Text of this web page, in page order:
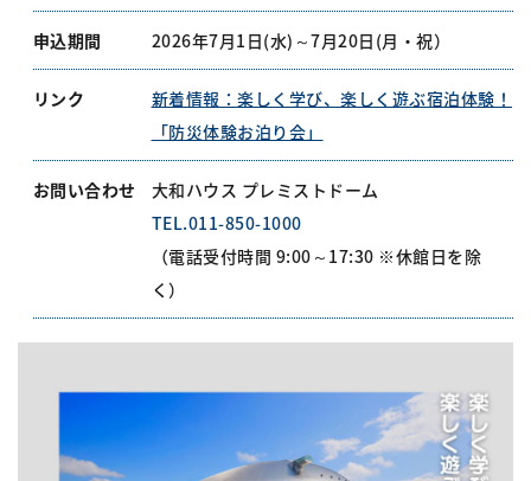
申込期間 2026年7月1日(水)～7月20日(月・祝）
リンク
新着情報：楽しく学び、楽しく遊ぶ宿泊体験！
「防災体験お泊り会」
お問い合わせ
大和ハウス プレミストドーム
TEL.011-850-1000
（電話受付時間 9:00～17:30 ※休館日を除
く）